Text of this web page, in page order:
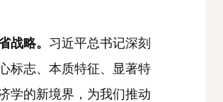
战略。 习近平总书记深刻
标志、本质特征、显著特
学的新境界，为我们推动